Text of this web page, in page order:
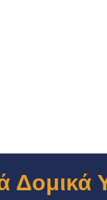
Δομικά